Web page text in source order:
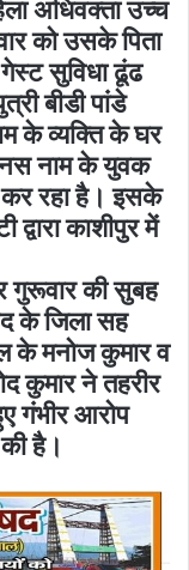
अधिवक्ता उच्च
को उसके पिता
सुविधा ढूंढ
बीडी पांडे
के व्यक्ति के घर
नाम के युवक
रहा है। इसके
काशीपुर में
गुरूवार की सुबह
के जिला सह
के मनोज कुमार व
कुमार ने तहरीर
गंभीर आरोप
है।